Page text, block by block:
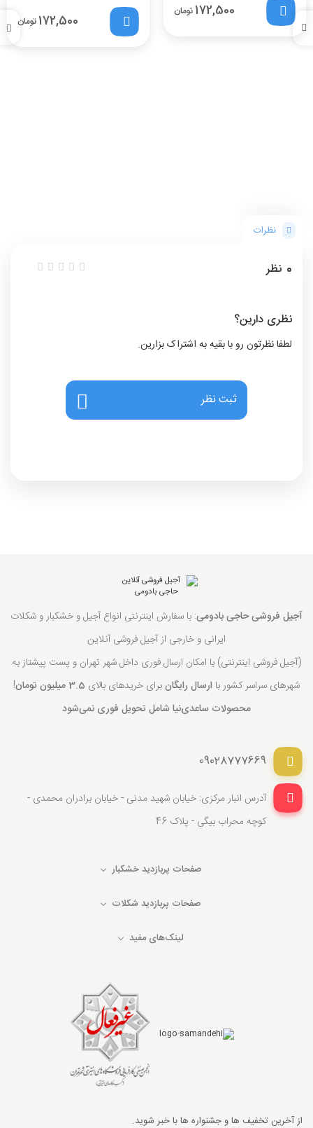
172,500تومان
172,500تومان
نظرات
0 نظر
نظری دارین؟
لطفا نظرتون رو با بقیه به اشتراک بزارین.
ثبت نظر
آجیل فروشی حاجی بادومی: با سفارش اینترنتی انواع آجیل و خشکبار و شکلات
ایرانی و خارجی از آجیل فروشی آنلاین
(آجیل فروشی اینترنتی) با امکان ارسال فوری داخل شهر تهران و پست پیشتاز به
شهرهای سراسر کشور با ارسال رایگانبرای خریدهای بالای 3.5 میلیون تومان
!
محصولات ساعدی‌نیا شامل تحویل فوری نمی‌شود
09028777669
آدرس انبار مرکزی: خیابان شهید مدنی - خیابان برادران محمدی -
کوچه محراب بیگی - پلاک 46
صفحات پربازدید خشکبار
صفحات پربازدید شکلات
لینک‌های مفید
از آخرین تخفیف ها و جشنواره ها با خبر شوید.